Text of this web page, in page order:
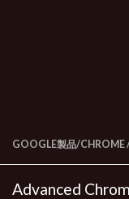
GOOGLE製品/CHROME
Advanced